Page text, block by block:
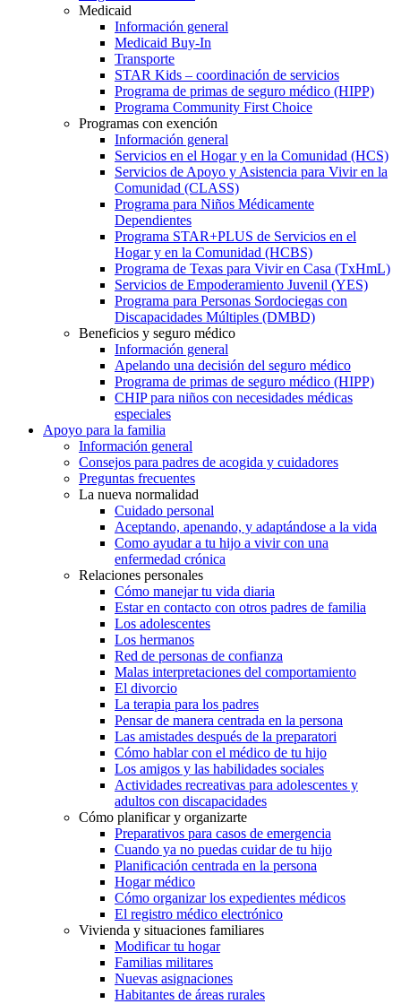
Medicaid
Información general
Medicaid Buy-In
Transporte
STAR Kids – coordinación de servicios
Programa de primas de seguro médico (HIPP)
Programa Community First Choice
Programas con exención
Información general
Servicios en el Hogar y en la Comunidad (HCS)
Servicios de Apoyo y Asistencia para Vivir en la
Comunidad (CLASS)
Programa para Niños Médicamente
Dependientes
Programa STAR+PLUS de Servicios en el
Hogar y en la Comunidad (HCBS)
Programa de Texas para Vivir en Casa (TxHmL)
Servicios de Empoderamiento Juvenil (YES)
Programa para Personas Sordociegas con
Discapacidades Múltiples (DMBD)
Beneficios y seguro médico
Información general
Apelando una decisión del seguro médico
Programa de primas de seguro médico (HIPP)
CHIP para niños con necesidades médicas
especiales
Apoyo para la familia
Información general
Consejos para padres de acogida y cuidadores
Preguntas frecuentes
La nueva normalidad
Cuidado personal
Aceptando, apenando, y adaptándose a la vida
Como ayudar a tu hijo a vivir con una
enfermedad crónica
Relaciones personales
Cómo manejar tu vida diaria
Estar en contacto con otros padres de familia
Los adolescentes
Los hermanos
Red de personas de confianza
Malas interpretaciones del comportamiento
El divorcio
La terapia para los padres
Pensar de manera centrada en la persona
Las amistades después de la preparatori
Cómo hablar con el médico de tu hijo
Los amigos y las habilidades sociales
Actividades recreativas para adolescentes y
adultos con discapacidades
Cómo planificar y organizarte
Preparativos para casos de emergencia
Cuando ya no puedas cuidar de tu hijo
Planificación centrada en la persona
Hogar médico
Cómo organizar los expedientes médicos
El registro médico electrónico
Vivienda y situaciones familiares
Modificar tu hogar
Familias militares
Nuevas asignaciones
Habitantes de áreas rurales